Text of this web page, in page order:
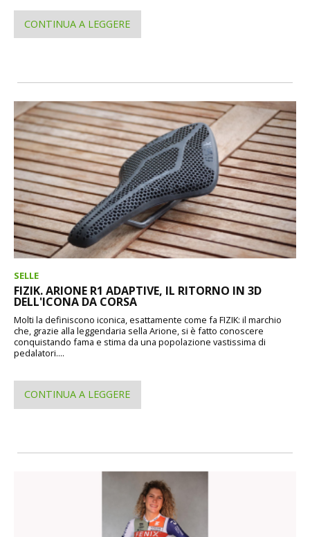
CONTINUA A LEGGERE
SELLE
FIZIK. ARIONE R1 ADAPTIVE, IL RITORNO IN 3D
DELL'ICONA DA CORSA
Molti la definiscono iconica, esattamente come fa FIZIK: il marchio
che, grazie alla leggendaria sella Arione, si è fatto conoscere
conquistando fama e stima da una popolazione vastissima di
pedalatori....
CONTINUA A LEGGERE